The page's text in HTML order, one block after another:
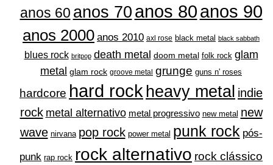
produto
produto
anos 60 anos 70 anos 80anos 90
anos 2000 anos 2010 axl rose black metal black sabbath
blues rock britpop death metal doom metal folk rock glam
metal glam rock groove metal grunge guns n' roses
hardcore hard rock heavy metal indie
rock metal alternativo metal progressivo new metal new
wave nirvana pop rock power metal punk rock pós-
punk rap rock rock alternativo rock clássico